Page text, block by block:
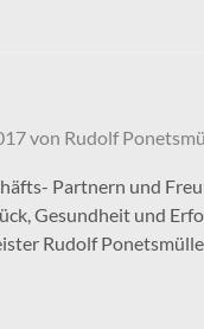
von Rudolf
Partnern und
Gesundheit und
Rudolf